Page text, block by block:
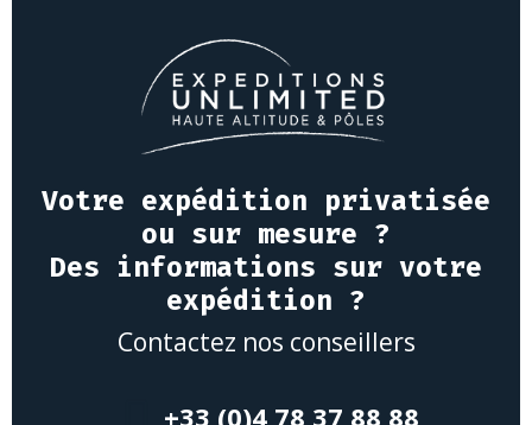
Votre expédition privatisée
ou sur mesure ?
Des informations sur votre
expédition ?
Contactez nos conseillers
+33 (0)4 78 37 88 88